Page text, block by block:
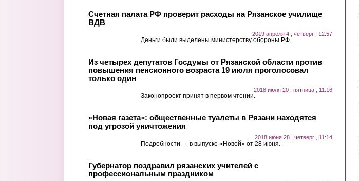
Счетная палата РФ проверит расходы на Рязанское училище
ВДВ
2019 апреля 4 , четверг , 12:57
Деньги были выделены министерству обороны РФ.
Из четырех депутатов Госдумы от Рязанской области против
повышения пенсионного возраста 19 июля проголосовал
только один
2018 июля 20 , пятница , 11:16
Законопроект принят в первом чтении.
«Новая газета»: общественные туалеты в Рязани находятся
под угрозой уничтожения
2018 июня 28 , четверг , 11:14
Подробности — в выпуске «Новой» от 28 июня.
Губернатор поздравил рязанских учителей с
профессиональным праздником